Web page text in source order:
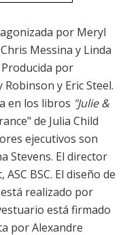
por Meryl
Messina y Linda
por
y Eric Steel.
en los libros "Julie &
de Julia Child
ejecutivos son
Stevens. El director
BSC. El diseño de
realizado por
está firmado
por Alexandre